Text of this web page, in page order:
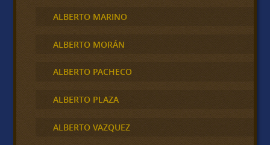
ALBERTO MARINO
ALBERTO MORÁN
ALBERTO PACHECO
ALBERTO PLAZA
ALBERTO VAZQUEZ